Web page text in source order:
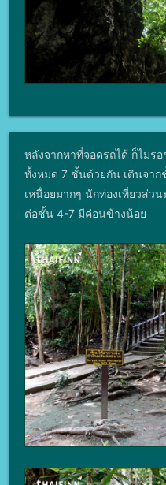
หลังจากหาที่จอดรถได้ ก็ไม่ร
ทั้งหมด 7 ชั้นด้วยกัน เดินจา
เหนื่อยมากๆ นักท่องเที่ยวส่ว
ต่อชั้น 4-7 มีค่อนข้างน้อย